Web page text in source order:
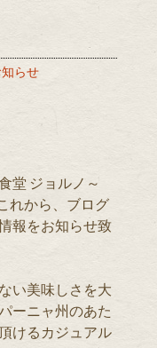
らせ
堂 ジョルノ～
れから、ブログ
報をお知らせ致
い美味しさを大
ーニャ州のあた
けるカジュアル